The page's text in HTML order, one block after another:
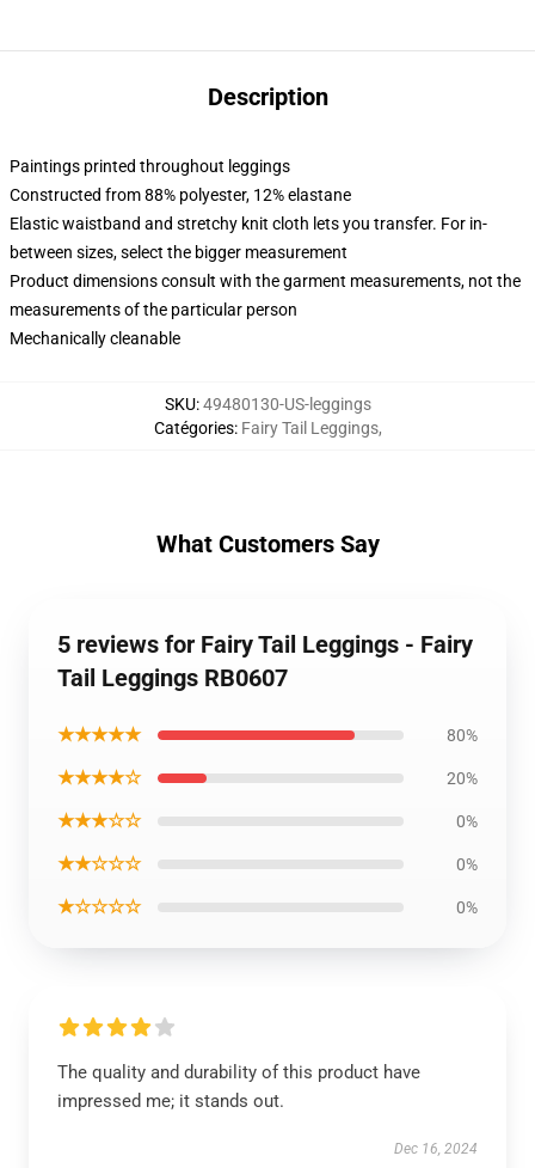
Description
Paintings printed throughout leggings
Constructed from 88% polyester, 12% elastane
Elastic waistband and stretchy knit cloth lets you transfer. For in-
between sizes, select the bigger measurement
Product dimensions consult with the garment measurements, not the
measurements of the particular person
Mechanically cleanable
SKU:49480130-US-leggings
Catégories: Fairy Tail Leggings,
What Customers Say
5 reviews for Fairy Tail Leggings - Fairy
Tail Leggings RB0607
★★★★★ 80%
★★★★☆ 20%
★★★☆☆ 0%
★★☆☆☆ 0%
★☆☆☆☆ 0%
The quality and durability of this product have
impressed me; it stands out.
Dec 16, 2024